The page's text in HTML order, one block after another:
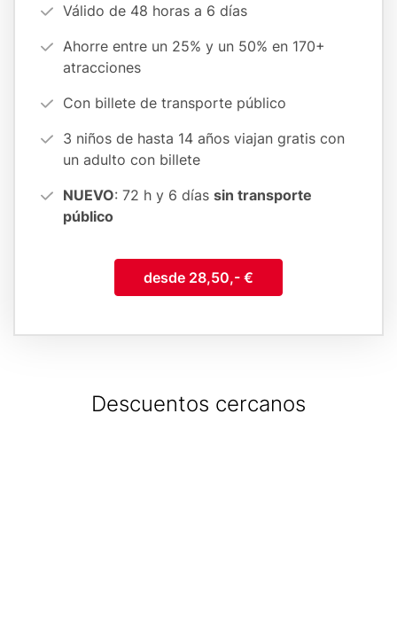
Vorteilsargumente
form)
Válido de 48 horas a 6 días
Ahorre entre un 25% y un 50% en 170+
atracciones
Con billete de transporte público
3 niños de hasta 14 años viajan gratis con
un adulto con billete
NUEVO: 72 h y 6 días sin transporte
público
desde 28,50,- €
Descuentos cercanos